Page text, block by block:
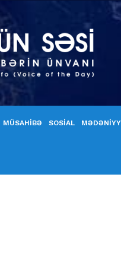
MÜSAHİBƏ SOSİAL